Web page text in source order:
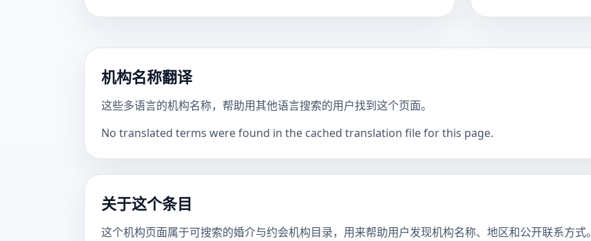
机构名称翻译
这些多语言的机构名称，帮助用其他语言搜索的用户找到这个页面。
No translated terms were found in the cached translation file for this page.
关于这个条目
这个机构页面属于可搜索的婚介与约会机构目录，用来帮助用户发现机构名称、地区和公开联系方式。